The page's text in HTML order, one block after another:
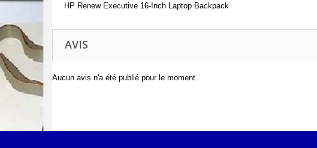
HP Renew Executive 16-Inch Laptop Backpack
AVIS
Aucun avis n'a été publié pour le moment.